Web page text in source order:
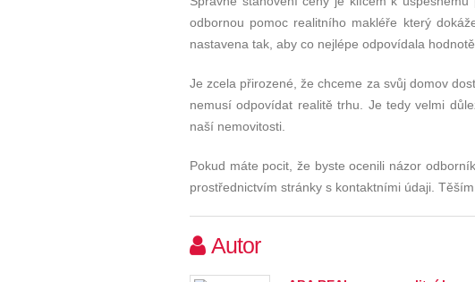
odbornou pomoc realitního makléře který
nastavena tak, aby co nejlépe odpovídala
Je zcela přirozené, že chceme za svůj domov
nemusí odpovídat realitě trhu. Je tedy velmi
naší nemovitosti.
Pokud máte pocit, že byste ocenili názor
prostřednictvím stránky s kontaktními údaji.
Autor